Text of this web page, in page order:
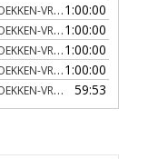
VRAA NAERRADIO
1:00:00
VRAA NAERRADIO
1:00:00
VRAA NAERRADIO
1:00:00
VRAA NAERRADIO
1:00:00
VRAA NAERRADIO 59:53